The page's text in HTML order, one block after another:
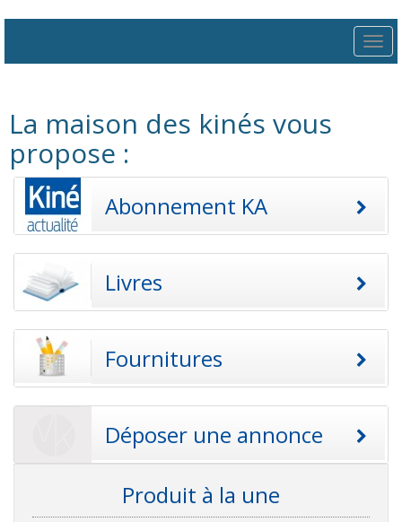
La maison des kinés vous
propose :
Abonnement KA
Livres
Fournitures
Déposer une annonce
Produit à la une